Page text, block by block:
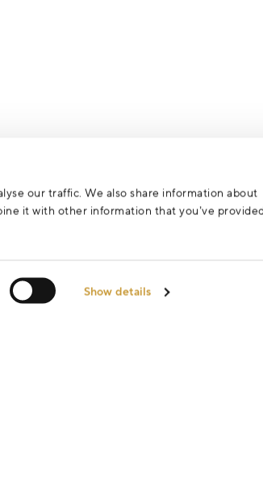
our traffic. We also share information about
it with other information that you’ve provided
Show details